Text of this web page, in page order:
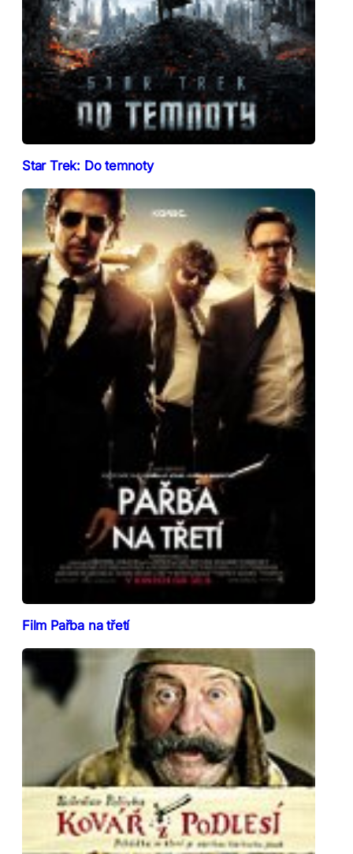
Star Trek: Do temnoty
Film Pařba na třetí